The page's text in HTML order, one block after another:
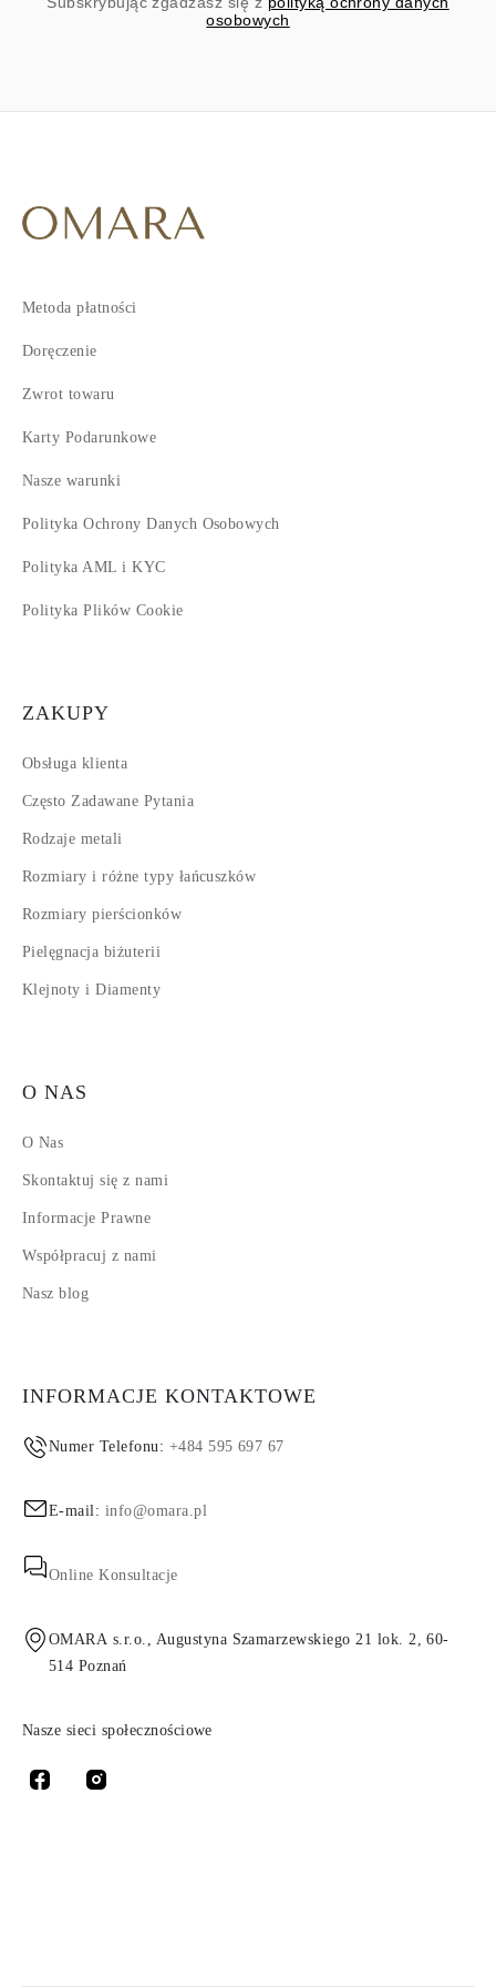
osobowych
Metoda płatności
Doręczenie
Zwrot towaru
Karty Podarunkowe
Nasze warunki
Polityka Ochrony Danych Osobowych
Polityka AML i KYC
Polityka Plików Cookie
ZAKUPY
Obsługa klienta
Często Zadawane Pytania
Rodzaje metali
Rozmiary i różne typy łańcuszków
Rozmiary pierścionków
Pielęgnacja biżuterii
Klejnoty i Diamenty
O NAS
O Nas
Skontaktuj się z nami
Informacje Prawne
Współpracuj z nami
Nasz blog
INFORMACJE KONTAKTOWE
Numer Telefonu: +484 595 697 67
E-mail: info@omara.pl
Online Konsultacje
OMARA s.r.o., Augustyna Szamarzewskiego 21 lok. 2, 60-
514 Poznań
Nasze sieci społecznościowe